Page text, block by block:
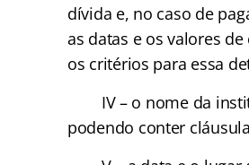
dívida e, no caso de
as datas e os valores
os critérios para essa
IV – o nome da
podendo conter